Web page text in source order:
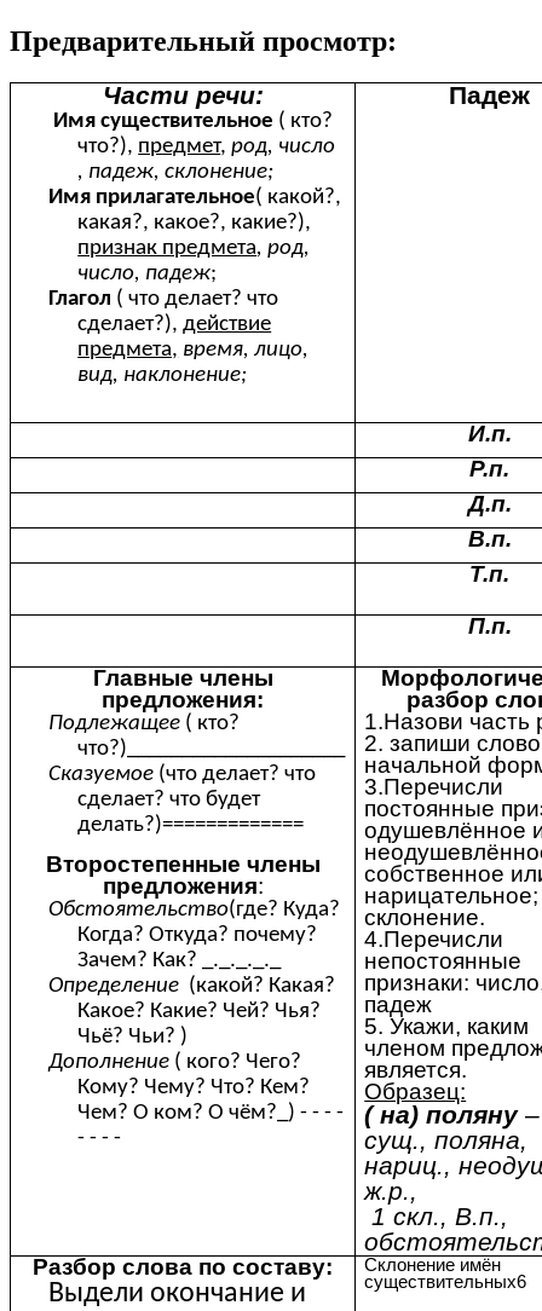
Предварительный просмотр:
Части речи:
Имя существительное ( кто?
что?), предмет,род, число
, падеж, склонение;
Имя прилагательное( какой?,
какая?, какое?, какие?),
признак предмета, род,
число, падеж;
Глагол ( что делает? что
сделает?),действие
предмета, время, лицо,
вид, наклонение;
Падеж
И.п.
Р.п.
Д.п.
В.п.
Т.п.
П.п.
Главные члены
предложения:
Подлежащее ( кто?
что?)____________________
Сказуемое (что делает? что
сделает? что будет
делать?)=============
Второстепенные члены
предложения:
Обстоятельство(где? Куда?
Когда? Откуда? почему?
Зачем? Как? _._._._._
Определение (какой? Какая?
Какое? Какие? Чей? Чья?
Чьё? Чьи? )
Дополнение ( кого? Чего?
Кому? Чему? Что? Кем?
Чем? О ком? О чём?_) - - - -
- - - -
разбор
1.Назови часть
2. запиши
начальной
3.Перечисли
постоянные
одушевлённое
собственное
склонение.
4.Перечисли
непостоянные
признаки:
падеж
5. Укажи, каким
членом
является.
Образец:
( на) поляну–
сущ., поляна,
нариц.,
ж.р.,
1 скл., В.п.,
Разбор слова по составу:
Выдели окончание и
Склонение имён
существительных6